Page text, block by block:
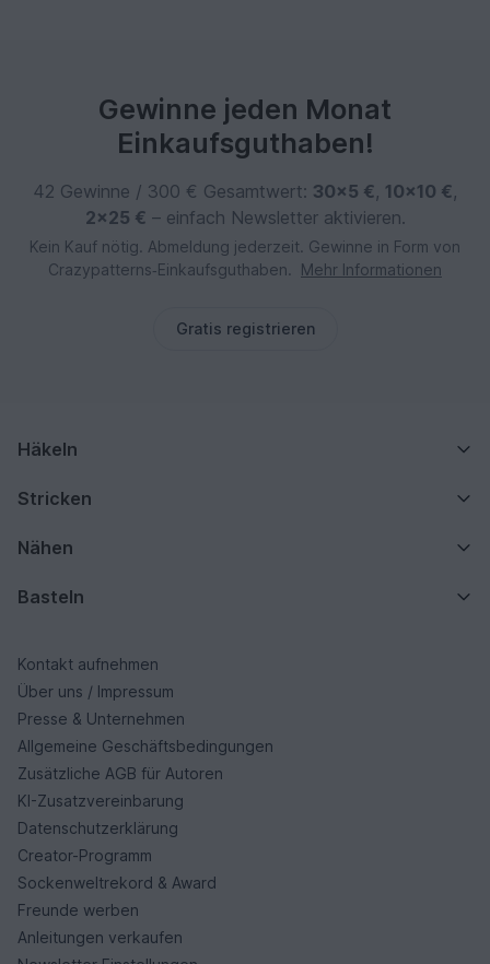
Gewinne jeden Monat
Einkaufsguthaben!
42 Gewinne / 300 € Gesamtwert: 30×5 €, 10×10 €,
2×25 € – einfach Newsletter aktivieren.
Kein Kauf nötig. Abmeldung jederzeit. Gewinne in Form von
Crazypatterns‑Einkaufsguthaben.
Mehr Informationen
Gratis registrieren
Häkeln
Stricken
Nähen
Basteln
Kontakt aufnehmen
Über uns / Impressum
Presse & Unternehmen
Allgemeine Geschäftsbedingungen
Zusätzliche AGB für Autoren
KI-Zusatzvereinbarung
Datenschutzerklärung
Creator-Programm
Sockenweltrekord & Award
Freunde werben
Anleitungen verkaufen